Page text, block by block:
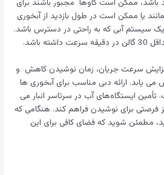
ممکن است گاوها مجبور باشند برای
یا ممکن است در طول بازدید از آبخوری
یک سیستم آبی که به راحتی در دسترس باشد.
باشد.
سرعت جریان، زمان نوشیدن کاهش و
یابد. ارائه دبی مناسب برای آبخوری ها
ایستگاه‌های آب در سرتاسر انبار می
فرصتی برای نوشیدن فراهم کند. هنگامی که
مطمئن شوید که فضای کافی برای این